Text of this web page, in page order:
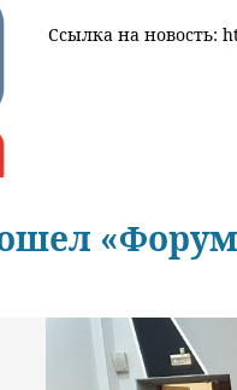
Ссылка на новость: